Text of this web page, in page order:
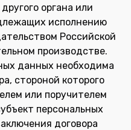
органа или
исполнению
Российской
производстве.
данных необходима
стороной которого
или поручителем
персональных
договора